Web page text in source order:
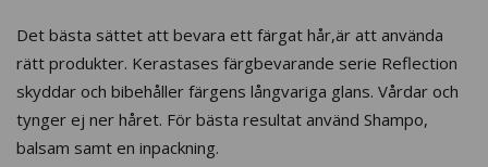
Det bästa sättet att bevara ett färgat hår,är att använda
rätt produkter. Kerastases färgbevarande serie Reflection
skyddar och bibehåller färgens långvariga glans. Vårdar och
tynger ej ner håret. För bästa resultat använd Shampo,
balsam samt en inpackning.